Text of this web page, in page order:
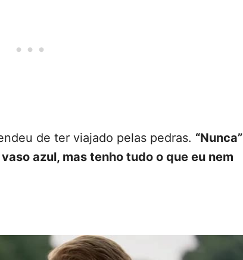
de ter viajado pelas pedras. “Nunca”
azul, mas tenho tudo o que eu nem